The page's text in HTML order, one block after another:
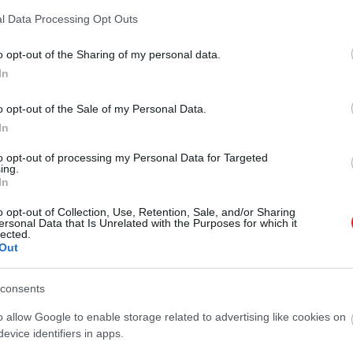
Data Processing Opt Outs
opt-out of the Sharing of my personal data.
opt-out of the Sale of my Personal Data.
opt-out of processing my Personal Data for Targeted
opt-out of Collection, Use, Retention, Sale, and/or Sharing
Data that Is Unrelated with the Purposes for which it
allow Google to enable storage related to advertising like cookies on
identifiers in apps.
változtatásait készül végrehajtani az
eredménybeszámolóján Reed
is ledobott.
Búcsút mondhatsz a
megosztott Netflix-
HAMU ÉS GYÉMÁNT